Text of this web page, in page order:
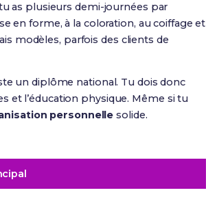
as plusieurs demi-journées par
en forme, à la coloration, au coiffage et
modèles, parfois des clients de
un diplôme national. Tu dois donc
et l’éducation physique. Même si tu
personnelle solide.